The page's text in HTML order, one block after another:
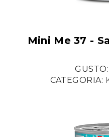
Mini Me 37 -
GUSTO:
CATEGORIA: